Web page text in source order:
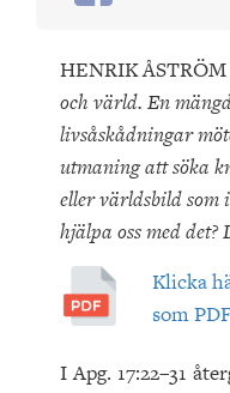
HENRIK ÅSTRÖM
och värld. En
livsåskådningar
utmaning att söka
eller världsbild som
hjälpa oss med
Klicka
som
I Apg. 17:22–31